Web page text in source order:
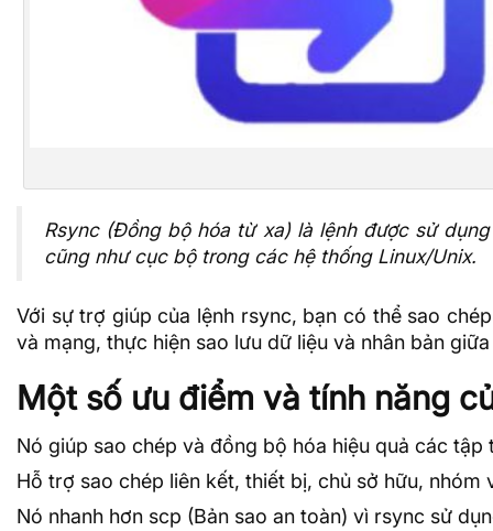
Rsync (Đồng bộ hóa từ xa) là lệnh được sử
cũng như cục bộ trong các hệ thống Linux/Unix.
Với sự trợ giúp của lệnh rsync, bạn có thể sao
và mạng, thực hiện sao lưu dữ liệu và nhân bản
Một số ưu điểm và tính năng
Nó giúp sao chép và đồng bộ hóa hiệu quả các
Hỗ trợ sao chép liên kết, thiết bị, chủ sở hữu, nhóm
Nó nhanh hơn scp (Bản sao an toàn) vì rsync sử